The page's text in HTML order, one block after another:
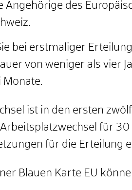
Angehörige des
bei erstmaliger
von weniger als vier
Monate.
ist in den ersten
für
für die Erteilung
Blauen Karte EU